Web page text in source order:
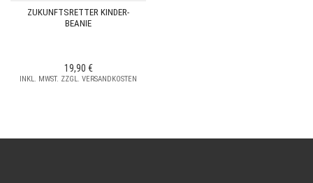
ZUKUNFTSRETTER KINDER-
BEANIE
19,90 €
INKL. MWST. ZZGL. VERSANDKOSTEN